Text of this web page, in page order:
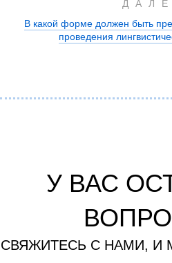
В какой форме должен быть
проведения
У ВАС
СВЯЖИТЕСЬ С НАМИ,